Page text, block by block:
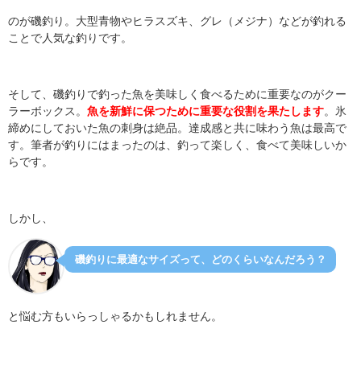
のが磯釣り。大型青物やヒラスズキ、グレ（メジナ）などが釣れる
ことで人気な釣りです。
そして、磯釣りで釣った魚を美味しく食べるために重要なのがクー
ラーボックス。 魚を新鮮に保つために重要な役割を果たします 。氷
締めにしておいた魚の刺身は絶品。達成感と共に味わう魚は最高で
す。筆者が釣りにはまったのは、釣って楽しく、食べて美味しいか
らです。
しかし、
磯釣りに最適なサイズって、どのくらいなんだろう？
と悩む方もいらっしゃるかもしれません。